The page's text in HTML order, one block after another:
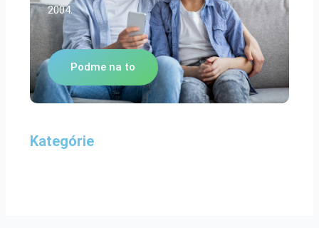
2004.
Podme na to
Kategórie